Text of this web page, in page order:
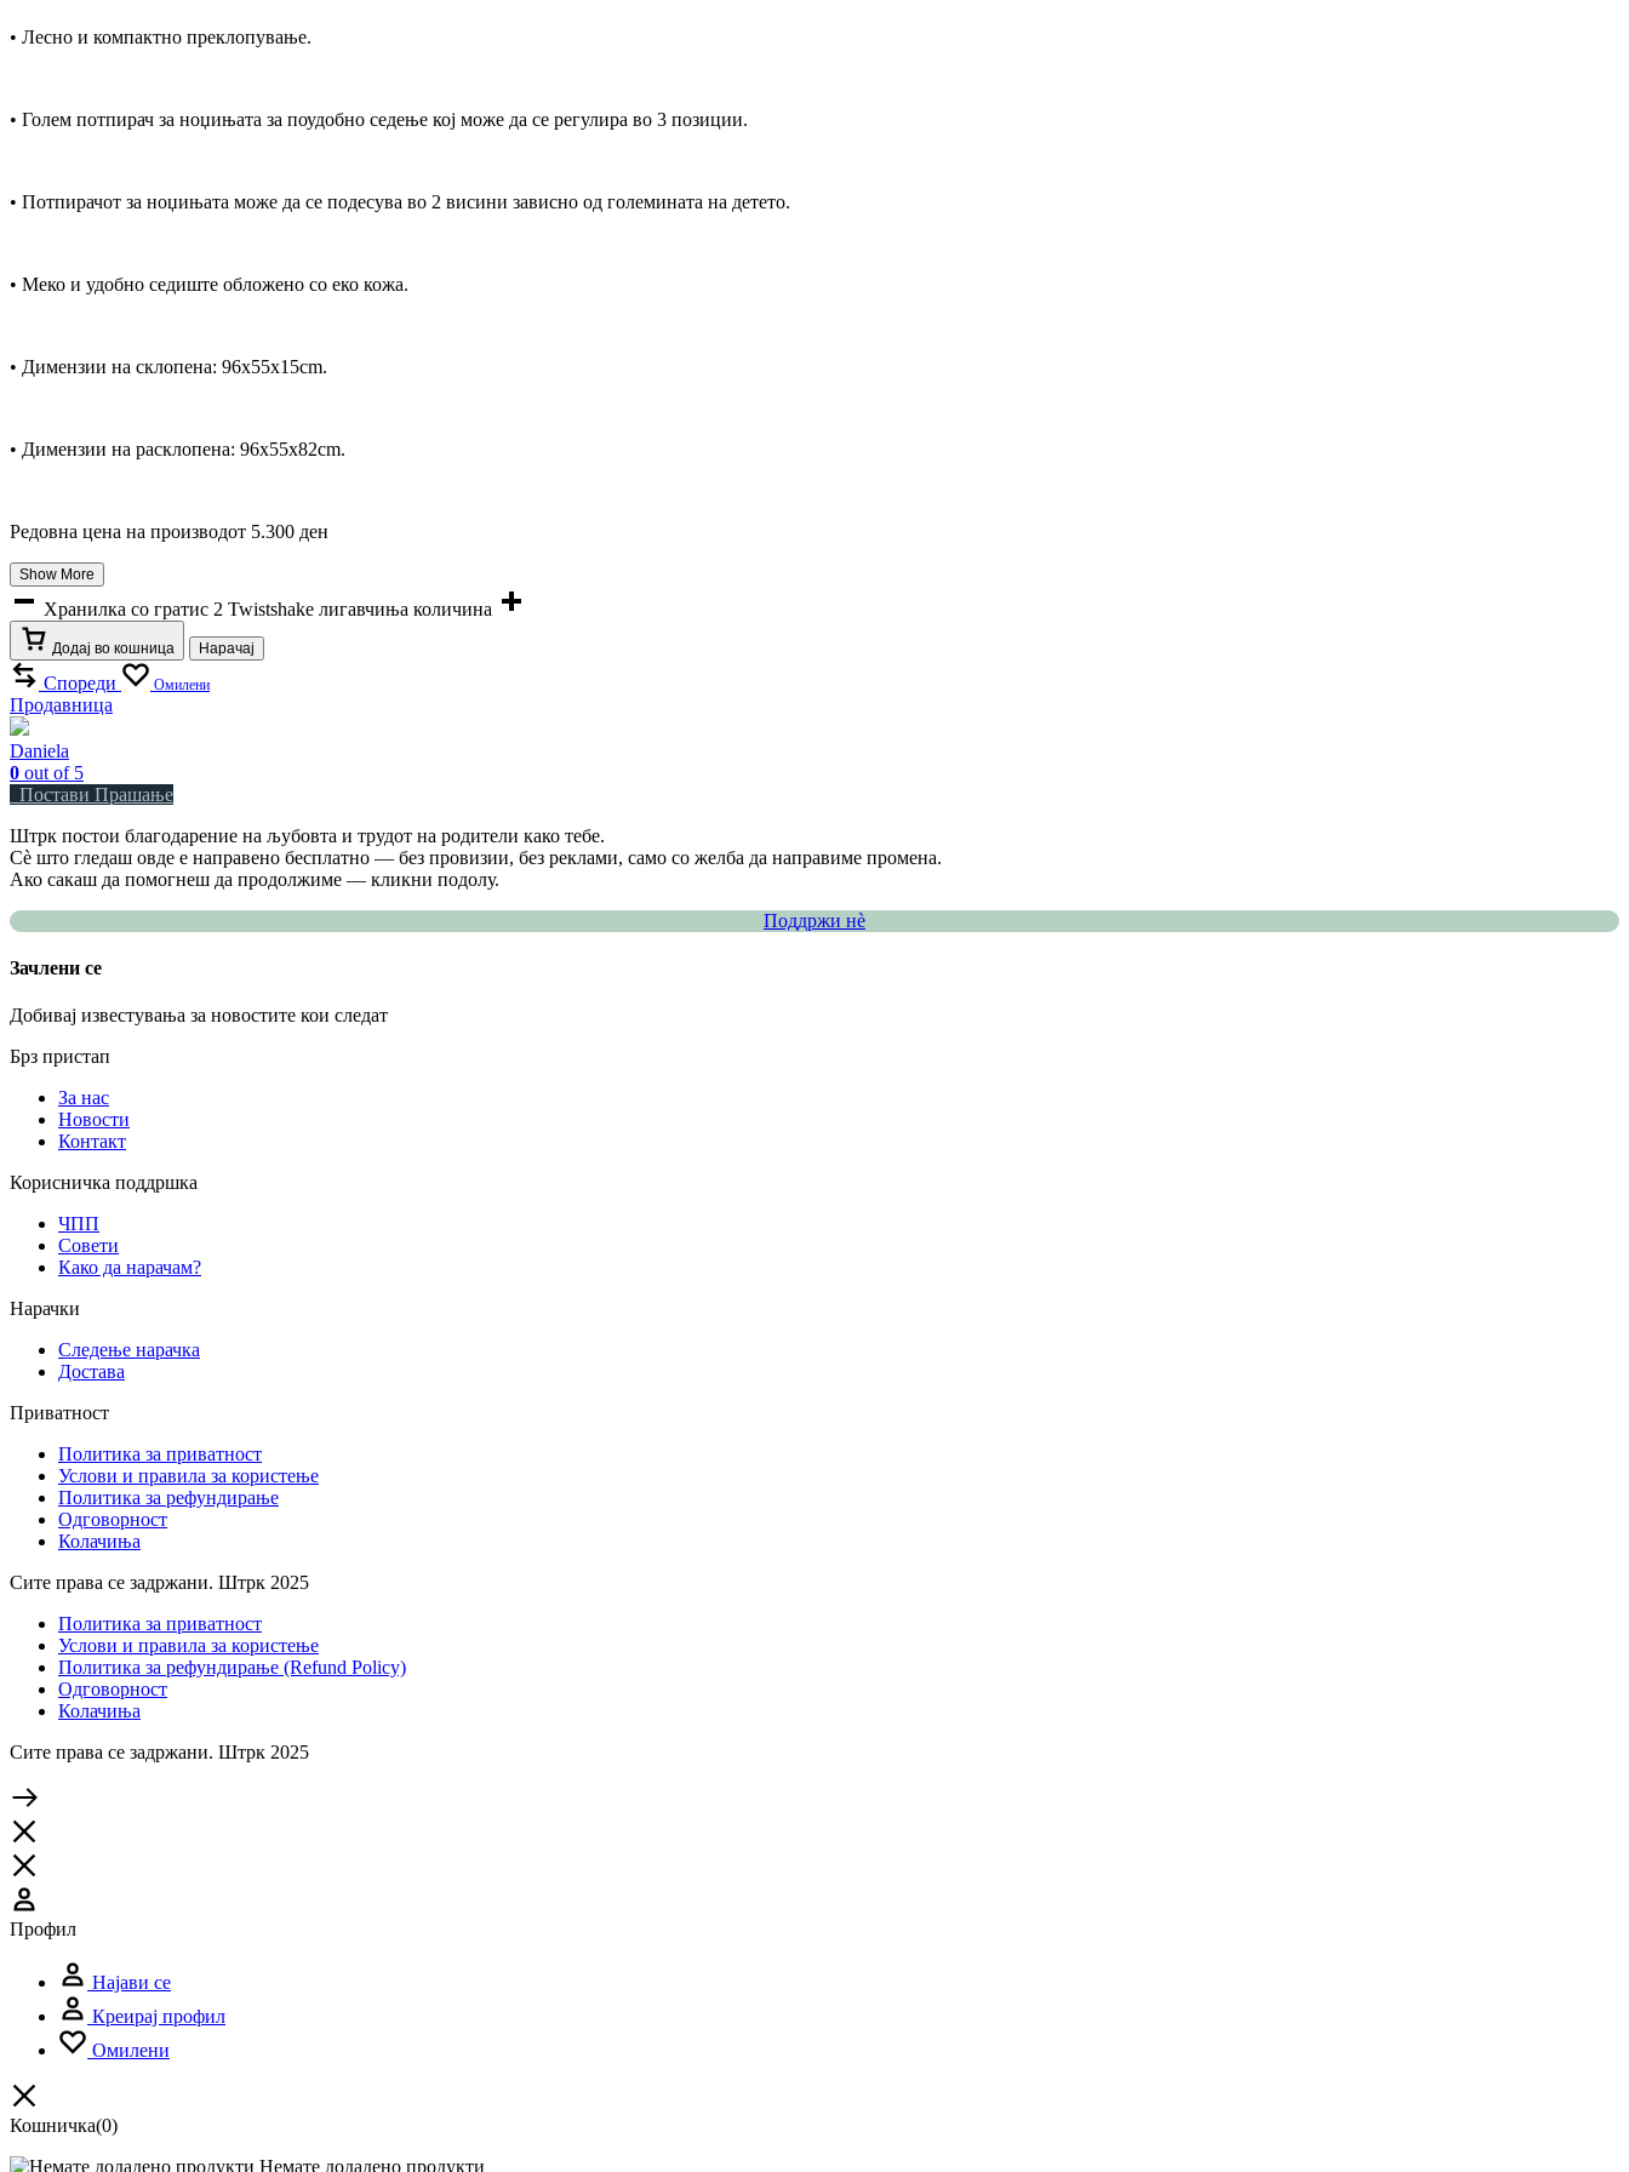
• Лесно и компактно преклопување.
• Голем потпирач за ноџињата за поудобно седењe кој може да се регулира во 3 позиции.
• Потпирачот за ноџињата може да се подесува во 2 висини зависно од големината на детето.
• Меко и удобно седиште обложено со еко кожа.
• Димензии на склопена: 96x55x15cm.
• Димензии на расклопена: 96x55x82cm.
Редовна цена на производот 5.300 ден
Show More
Хранилка со гратис 2 Twistshake лигавчиња количина
Додај во кошница Нарачај
Спореди Омилени
Продавница
Daniela
0 out of 5
Постави Прашање
Штрк постои благодарение на љубовта и трудот на родители како тебе.
Сè што гледаш овде е направено бесплатно — без провизии, без реклами, само со желба да направиме промена.
Ако сакаш да помогнеш да продолжиме — кликни подолу.
Поддржи нѐ
Зачлени се
Добивај известувања за новостите кои следат
Брз пристап
За нас
Новости
Контакт
Корисничка поддршка
ЧПП
Совети
Како да нарачам?
Нарачки
Следење нарачка
Достава
Приватност
Политика за приватност
Услови и правила за користење
Политика за рефундирање
Одговорност
Колачиња
Сите права се задржани. Штрк 2025
Политика за приватност
Услови и правила за користење
Политика за рефундирање (Refund Policy)
Одговорност
Колачиња
Сите права се задржани. Штрк 2025
Профил
Најави се
Креирај профил
Омилени
Кошничка(0)
Немате додадено продукти